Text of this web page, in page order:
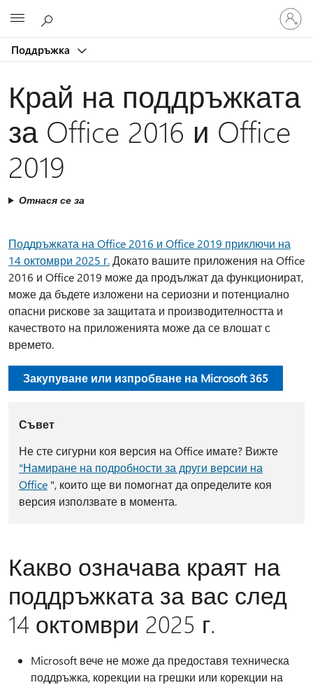
Поддръжка
Влезте
във
вашия
Край на поддръжката
за Office 2016 и Office
2019
Отнася се за
Поддръжката на Office 2016 и Office 2019 приключи на
14 октомври 2025 г.Докато вашите приложения на Office
2016 и Office 2019 може да продължат да функционират,
може да бъдете изложени на сериозни и потенциално
опасни рискове за защитата и производителността и
качеството на приложенията може да се влошат с
времето.
Закупуване или изпробване на Microsoft 365
Съвет
Не сте сигурни коя версия на Office имате? Вижте
"Намиране на подробности за други версии на
Office", които ще ви помогнат да определите коя
версия използвате в момента.
Какво означава краят на
поддръжката за вас след
14 октомври 2025 г.
Microsoft вече не може да предоставя техническа
поддръжка, корекции на грешки или корекции на